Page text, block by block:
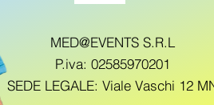
MED@EVENTS S.R.L
P.iva: 02585970201
SEDE LEGALE: Viale Vaschi 12